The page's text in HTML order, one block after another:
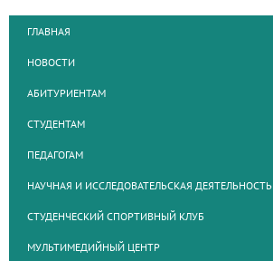
ГЛАВНАЯ
НОВОСТИ
АБИТУРИЕНТАМ
СТУДЕНТАМ
ПЕДАГОГАМ
НАУЧНАЯ И ИССЛЕДОВАТЕЛЬСКАЯ ДЕЯТЕЛЬНОСТЬ
СТУДЕНЧЕСКИЙ СПОРТИВНЫЙ КЛУБ
МУЛЬТИМЕДИЙНЫЙ ЦЕНТР